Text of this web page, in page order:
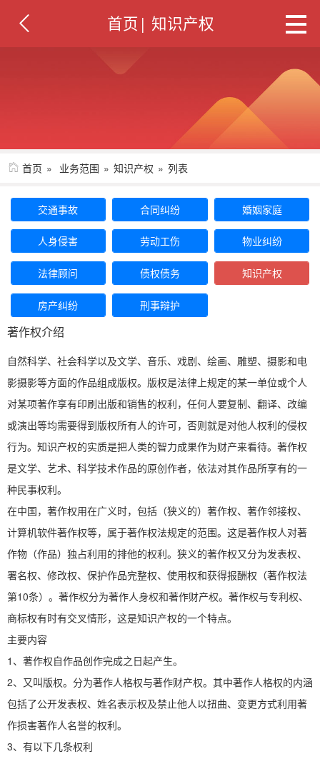
首页 | 知识产权
首页 业务范围 知识产权 列表
交通事故 合同纠纷 婚姻家庭
人身侵害 劳动工伤 物业纠纷
法律顾问 债权债务 知识产权
房产纠纷 刑事辩护
著作权介绍
自然科学、社会科学以及文学、音乐、戏剧、绘画、雕塑、摄影和电
影摄影等方面的作品组成版权。版权是法律上规定的某一单位或个人
对某项著作享有印刷出版和销售的权利，任何人要复制、翻译、改编
或演出等均需要得到版权所有人的许可，否则就是对他人权利的侵权
行为。知识产权的实质是把人类的智力成果作为财产来看待。著作权
是文学、艺术、科学技术作品的原创作者，依法对其作品所享有的一
种民事权利。
在中国，著作权用在广义时，包括（狭义的）著作权、著作邻接权、
计算机软件著作权等，属于著作权法规定的范围。这是著作权人对著
作物（作品）独占利用的排他的权利。狭义的著作权又分为发表权、
署名权、修改权、保护作品完整权、使用权和获得报酬权（著作权法
第10条）。著作权分为著作人身权和著作财产权。著作权与专利权、
商标权有时有交叉情形，这是知识产权的一个特点。
主要内容
1、著作权自作品创作完成之日起产生。
2、又叫版权。分为著作人格权与著作财产权。其中著作人格权的内涵
包括了公开发表权、姓名表示权及禁止他人以扭曲、变更方式利用著
作损害著作人名誉的权利。
3、有以下几条权利